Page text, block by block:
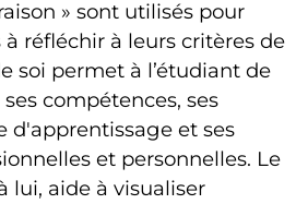
» sont utilisés pour
réfléchir à leurs critères de
soi permet à l’étudiant de
compétences, ses
d'apprentissage et ses
et personnelles. Le
lui, aide à visualiser